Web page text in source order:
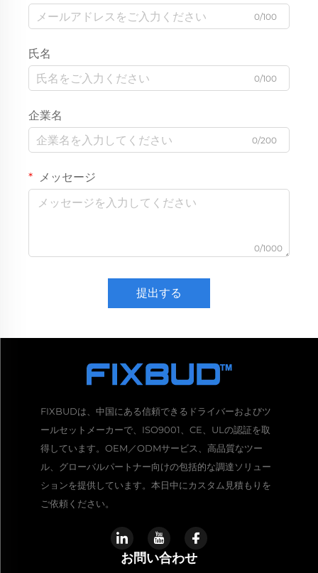
0/100
氏名
0/100
企業名
0/200
メッセージ
0/1000
提出する
FIXBUDは、中国にある信頼できるドライバーおよびツ
ールセットメーカーで、ISO9001、CE、ULの認証を取
得しています。OEM／ODMサービス、高品質なツー
ル、グローバルパートナー向けの包括的な調達ソリュー
ションを提供しています。本日中にカスタム見積もりを
ご依頼ください。
お問い合わせ